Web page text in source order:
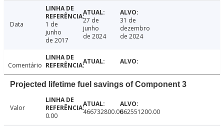
Data
1 de
junho
de 2017
27 de
junho
de 2024
31 de
dezembro
de 2024
Comentário
Projected lifetime fuel savings of Component 3
Valor
0.00
466732800.00662551200.00